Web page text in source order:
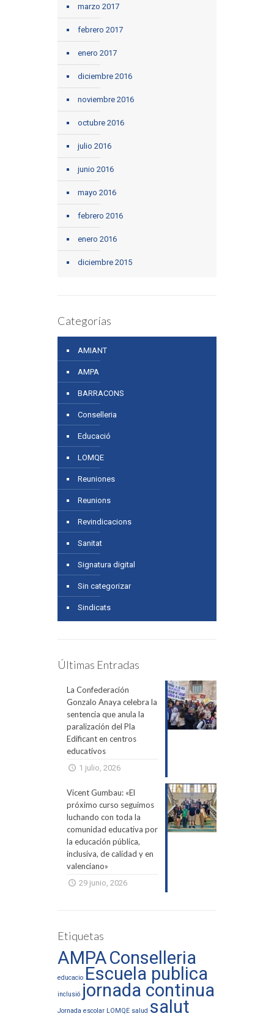
marzo 2017
febrero 2017
enero 2017
diciembre 2016
noviembre 2016
octubre 2016
julio 2016
junio 2016
mayo 2016
febrero 2016
enero 2016
diciembre 2015
Categorías
AMIANT
AMPA
BARRACONS
Conselleria
Educació
LOMQE
Reuniones
Reunions
Revindicacions
Sanitat
Signatura digital
Sin categorizar
Sindicats
Últimas Entradas
La Confederación
Gonzalo Anaya celebra la
sentencia que anula la
paralización del Pla
Edificant en centros
educativos
1 julio, 2026
Vicent Gumbau: «El
próximo curso seguimos
luchando con toda la
comunidad educativa por
la educación pública,
inclusiva, de calidad y en
valenciano»
29 junio, 2026
Etiquetas
AMPAConselleria
educacio Escuela publica
inclusió jornada continua
Jornada escolar LOMQE salud salut